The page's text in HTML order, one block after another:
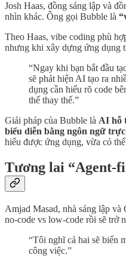
Josh Haas, đồng sáng lập và
nhìn khác. Ông gọi Bubble là
Theo Haas, vibe coding phù
nhưng khi xây dựng ứng dụng
“Ngay khi bạn bắt đầu
sẽ phát hiện AI tạo ra
dụng cần hiểu rõ code
thể thay thế.”
Giải pháp của Bubble là AI hỗ
biểu diễn bằng ngôn ngữ
hiểu được ứng dụng, vừa có
Tương lai “Agent-
Amjad Masad, nhà sáng lập và
no-code vs low-code rồi sẽ trở
“Tôi nghĩ cả hai sẽ biến
công việc.”